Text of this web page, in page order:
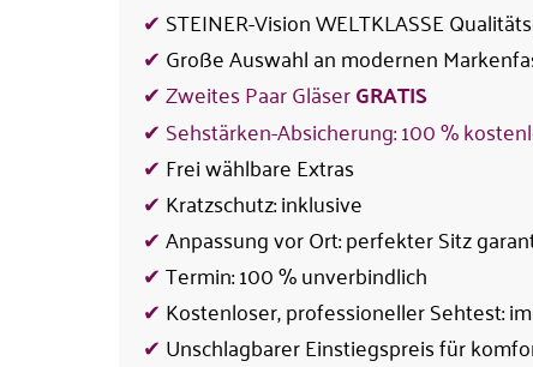
✔ STEINER-Vision WELTKLASSE
✔ Große Auswahl an modernen
✔ Zweites Paar GläserGRATIS
✔ Sehstärken-Absicherung: 100 %
✔ Frei wählbare Extras
✔ Kratzschutz: inklusive
✔Anpassung vor Ort: perfekter Sitz
✔Termin: 100 % unverbindlich
✔ Kostenloser, professioneller Sehtest:
✔ Unschlagbarer Einstiegspreis für